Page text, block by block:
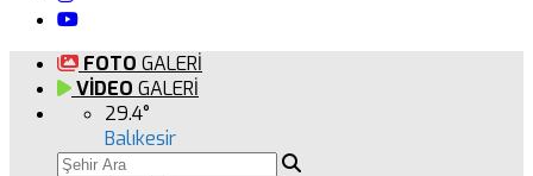
FOTO GALERİ
VİDEO GALERİ
29.4°
Balıkesir